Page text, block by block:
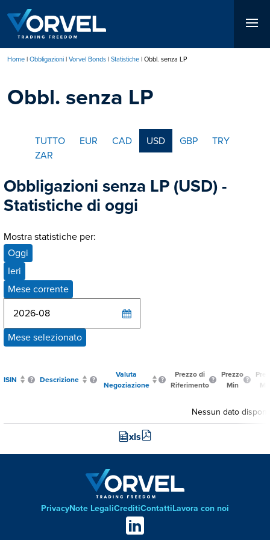
contenuto
principale
di
Home Obbligazioni Vorvel Bonds Statistiche Obbl. senza LP
Obbl. senza LP
TUTTO EUR CAD USD GBP
TRY
ZAR
Obbligazioni senza LP (USD) -
Statistiche di oggi
Mostra statistiche per:
Oggi
Ieri
Mese corrente
Mese selezionato
ISIN Descrizione
Valuta
Negoziazione
Prezzo di
Riferimento
Prezzo
Min
Nessun dato
xls
Footer
PrivacyNote LegaliCreditiContattiLavora con noi